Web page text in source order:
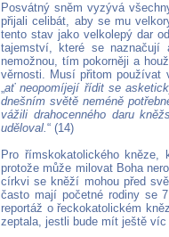
Posvátný sněm vyzývá
přijali celibát, aby se mu
tento stav jako velkolepý dar
tajemství, které se naznačují
nemožnou, tím pokorněji a
věrnosti. Musí přitom používat
„ať neopomíjejí řídit se
dnešním světě neméně
vážili drahocenného daru
uděloval.“ (14)
Pro římskokatolického
protože může milovat Boha
církvi se kněží mohou před
často mají početné rodiny se
reportáž o řeckokatolickém
zeptala, jestli bude mít ještě víc